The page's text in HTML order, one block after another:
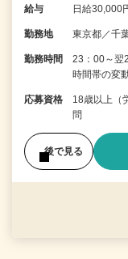
給与 日給30,000
勤務地 東京都／千
勤務時間
23：00～翌
時間帯の変
応募資格
18歳以上（
問
後で見る